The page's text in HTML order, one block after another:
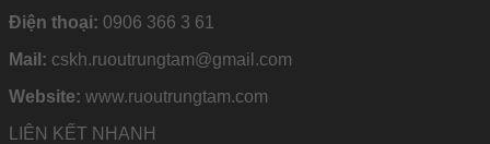
Điện thoại: 0906 366 3 61
Mail: cskh.ruoutrungtam@gmail.com
Website: www.ruoutrungtam.com
LIÊN KẾT NHANH